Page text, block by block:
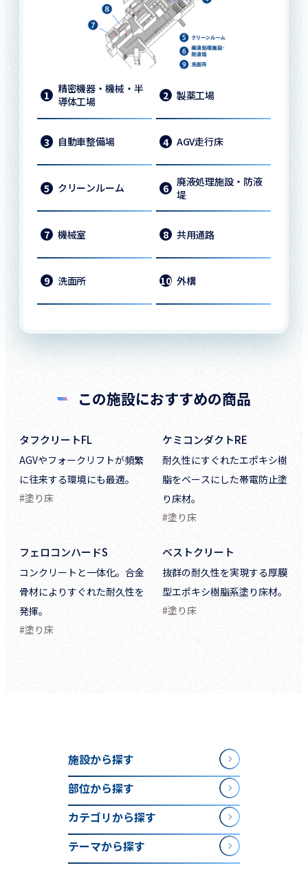
1
精密機器・機械・半
導体工場
2 製薬工場
3 自動車整備場 4 AGV走行床
5 クリーンルーム 6
廃液処理施設・防液
堤
7 機械室 8 共用通路
9 洗面所 10 外構
この施設におすすめの商品
タフクリートFL
AGVやフォークリフトが頻繁
に往来する環境にも最適。
#塗り床
ケミコンダクトRE
耐久性にすぐれたエポキシ樹
脂をベースにした帯電防止塗
り床材。
#塗り床
フェロコンハードS
コンクリートと一体化。合金
骨材によりすぐれた耐久性を
発揮。
#塗り床
ベストクリート
抜群の耐久性を実現する厚膜
型エポキシ樹脂系塗り床材。
#塗り床
施設から探す
部位から探す
カテゴリから探す
テーマから探す